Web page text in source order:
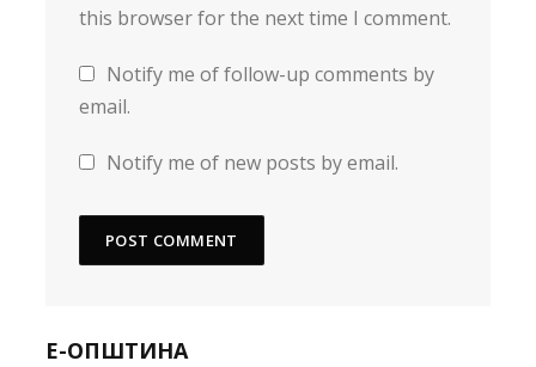
this browser for the next time I comment.
Notify me of follow-up comments by
email.
Notify me of new posts by email.
Е-ОПШТИНА